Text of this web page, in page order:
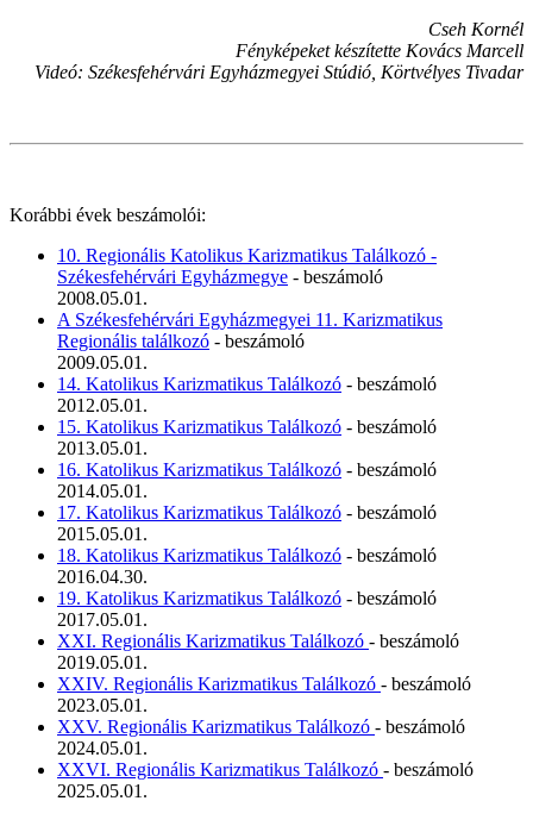
Cseh Kornél
Fényképeket készítette Kovács Marcell
Videó: Székesfehérvári Egyházmegyei Stúdió, Körtvélyes Tivadar
Korábbi évek beszámolói:
10. Regionális Katolikus Karizmatikus Találkozó -
Székesfehérvári Egyházmegye - beszámoló
2008.05.01.
A Székesfehérvári Egyházmegyei 11. Karizmatikus
Regionális találkozó - beszámoló
2009.05.01.
14. Katolikus Karizmatikus Találkozó - beszámoló
2012.05.01.
15. Katolikus Karizmatikus Találkozó - beszámoló
2013.05.01.
16. Katolikus Karizmatikus Találkozó - beszámoló
2014.05.01.
17. Katolikus Karizmatikus Találkozó - beszámoló
2015.05.01.
18. Katolikus Karizmatikus Találkozó - beszámoló
2016.04.30.
19. Katolikus Karizmatikus Találkozó - beszámoló
2017.05.01.
XXI. Regionális Karizmatikus Találkozó - beszámoló
2019.05.01.
XXIV. Regionális Karizmatikus Találkozó - beszámoló
2023.05.01.
XXV. Regionális Karizmatikus Találkozó - beszámoló
2024.05.01.
XXVI. Regionális Karizmatikus Találkozó - beszámoló
2025.05.01.